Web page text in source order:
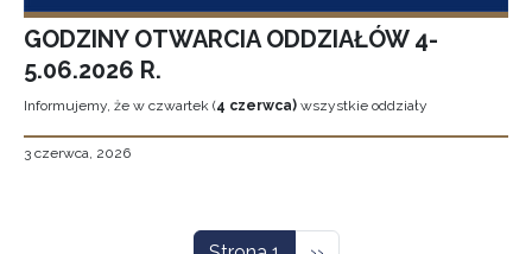
GODZINY OTWARCIA ODDZIAŁÓW 4-
5.06.2026 R.
Informujemy, że w czwartek (4 czerwca) wszystkie oddziały
3 czerwca, 2026